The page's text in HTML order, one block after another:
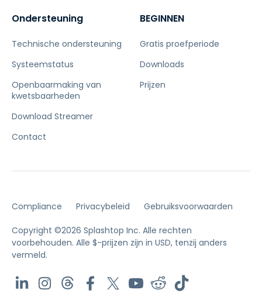
Ondersteuning
Technische ondersteuning
Systeemstatus
Openbaarmaking van
kwetsbaarheden
Download Streamer
Contact
BEGINNEN
Gratis proefperiode
Downloads
Prijzen
Compliance Privacybeleid Gebruiksvoorwaarden
Copyright ©2026 Splashtop Inc. Alle rechten
voorbehouden. Alle $-prijzen zijn in USD, tenzij anders
vermeld.